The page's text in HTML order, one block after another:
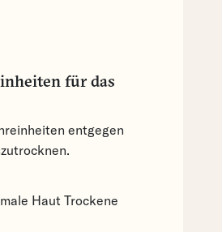
für das
entgegen
Haut Trockene